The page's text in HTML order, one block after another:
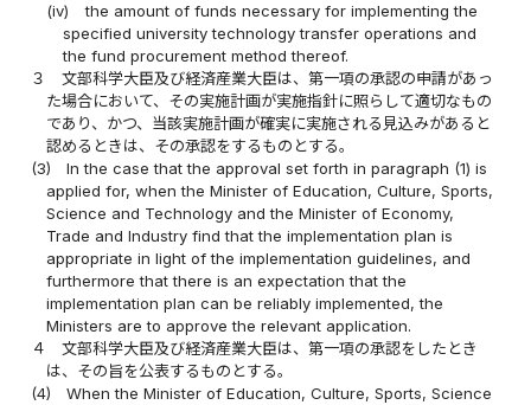
(iv)
the amount of funds necessary for implementing the
specified university technology transfer operations and
the fund procurement method thereof.
３
文部科学大臣及び経済産業大臣は、第一項の承認の申請があっ
た場合において、その実施計画が実施指針に照らして適切なもの
であり、かつ、当該実施計画が確実に実施される見込みがあると
認めるときは、その承認をするものとする。
(3)
In the case that the approval set forth in paragraph (1) is
applied for, when the Minister of Education, Culture, Sports,
Science and Technology and the Minister of Economy,
Trade and Industry find that the implementation plan is
appropriate in light of the implementation guidelines, and
furthermore that there is an expectation that the
implementation plan can be reliably implemented, the
Ministers are to approve the relevant application.
４
文部科学大臣及び経済産業大臣は、第一項の承認をしたとき
は、その旨を公表するものとする。
(4)
When the Minister of Education, Culture, Sports, Science